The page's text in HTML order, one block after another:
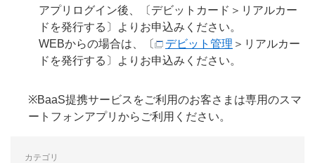
アプリログイン後、〔デビットカード＞リアルカー
ドを発行する〕よりお申込みください。
WEBからの場合は、〔
デビット管理 ＞リアルカー
ドを発行する〕よりお申込みください。
※BaaS提携サービスをご利用のお客さまは専用のスマ
ートフォンアプリからご利用ください。
カテゴリ